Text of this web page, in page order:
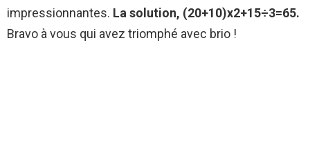
impressionnantes. La solution, (20+10)x2+15÷3=65.
Bravo à vous qui avez triomphé avec brio !